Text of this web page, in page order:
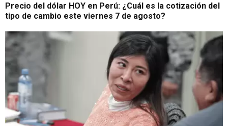
Precio del dólar HOY en Perú: ¿Cuál es la cotización del
tipo de cambio este viernes 7 de agosto?